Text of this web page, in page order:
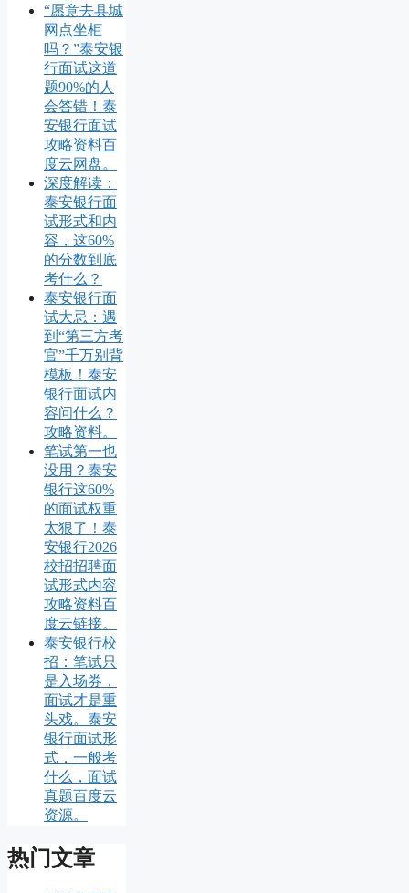
“愿意去县城
网点坐柜
吗？”泰安银
行面试这道
题90%的人
会答错！泰
安银行面试
攻略资料百
度云网盘。
深度解读：
泰安银行面
试形式和内
容，这60%
的分数到底
考什么？
泰安银行面
试大忌：遇
到“第三方考
官”千万别背
模板！泰安
银行面试内
容问什么？
攻略资料。
笔试第一也
没用？泰安
银行这60%
的面试权重
太狠了！泰
安银行2026
校招招聘面
试形式内容
攻略资料百
度云链接。
泰安银行校
招：笔试只
是入场券，
面试才是重
头戏。泰安
银行面试形
式，一般考
什么，面试
真题百度云
资源。
热门文章